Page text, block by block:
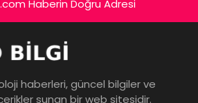
Haberin Doğru Adresi
haberleri, güncel bilgiler ve
sunan bir web sitesidir.